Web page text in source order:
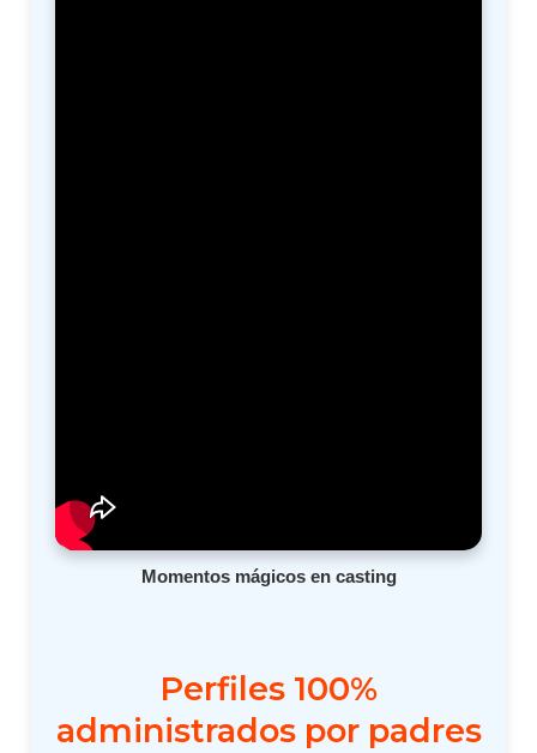
Momentos mágicos en casting
Perfiles 100%
administrados por padres